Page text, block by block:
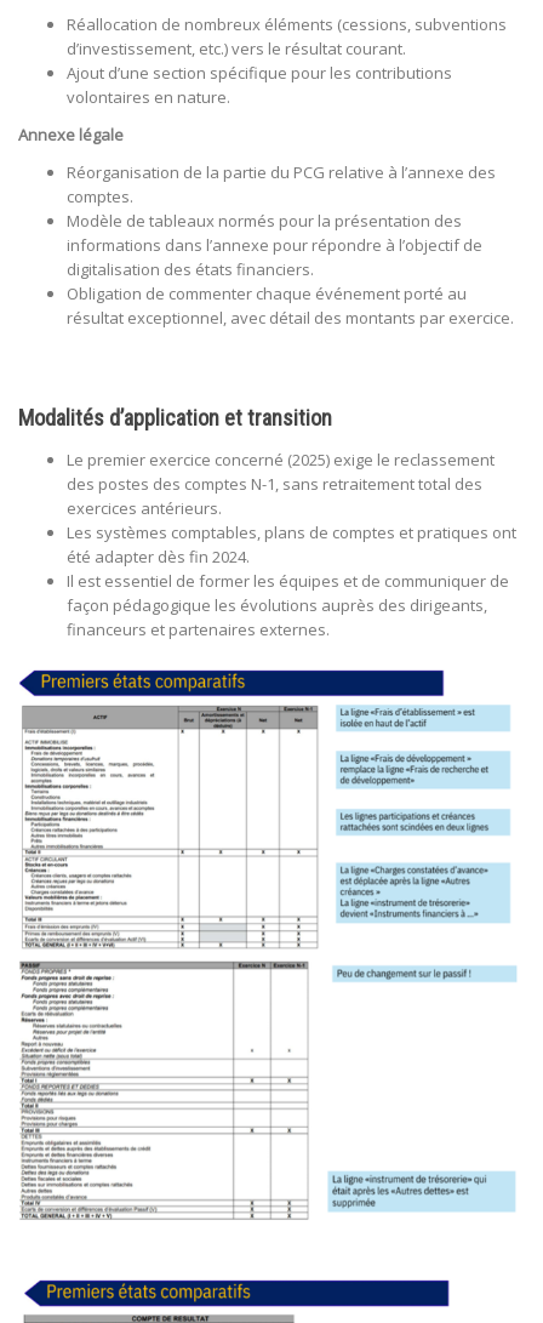
Réallocation de nombreux éléments (cessions, subventions
d’investissement, etc.) vers le résultat courant.
Ajout d’une section spécifique pour les contributions
volontaires en nature.
Annexe légale
Réorganisation de la partie du PCG relative à l’annexe des
comptes.
Modèle de tableaux normés pour la présentation des
informations dans l’annexe pour répondre à l’objectif de
digitalisation des états financiers.
Obligation de commenter chaque événement porté au
résultat exceptionnel, avec détail des montants par exercice.
Modalités d’application et transition
Le premier exercice concerné (2025) exige le reclassement
des postes des comptes N-1, sans retraitement total des
exercices antérieurs.
Les systèmes comptables, plans de comptes et pratiques ont
été adapter dès fin 2024.
Il est essentiel de former les équipes et de communiquer de
façon pédagogique les évolutions auprès des dirigeants,
financeurs et partenaires externes.